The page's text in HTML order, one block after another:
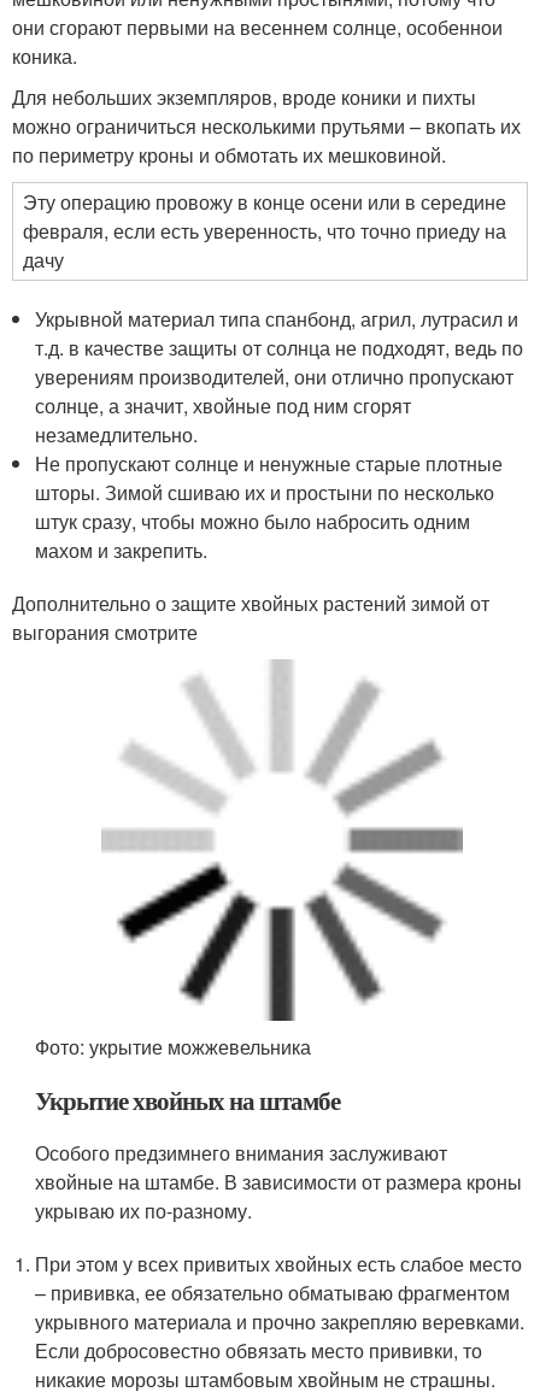
Укрывной материал типа спанбонд, агрил, лутрасил и
т.д. в качестве защиты от солнца не подходят, ведь по
уверениям производителей, они отлично пропускают
солнце, а значит, хвойные под ним сгорят
незамедлительно.
Не пропускают солнце и ненужные старые плотные
шторы. Зимой сшиваю их и простыни по несколько
штук сразу, чтобы можно было набросить одним
махом и закрепить.
выгорания смотрите
Фото: укрытие можжевельника
Укрытие хвойных на штамбе
Особого предзимнего внимания заслуживают
хвойные на штамбе. В зависимости от размера кроны
укрываю их по-разному.
При этом у всех привитых хвойных есть слабое место
– прививка, ее обязательно обматываю фрагментом
укрывного материала и прочно закрепляю веревками.
Если добросовестно обвязать место прививки, то
Вторая опасность, подстерегающая растения – это
налипания изрядного количества снега. Кроны
привитых хвойных не могут держать большую
тяжесть, в результате ломаются в месте прививки.
Так, широкую крону имеет ель голубая на штамбе. По
периметру ставлю металлические стержни, сверху
натягиваю мелкоячеистую металлическую сетку, а на
нее кладу мешковину. Получается, сколько бы снега
не выпало, кроны он не касается, а вся тяжесть